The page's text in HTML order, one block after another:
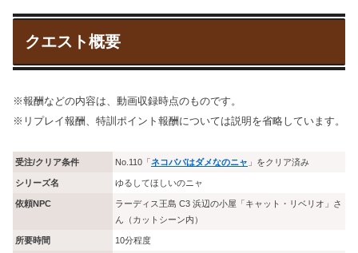
クエスト概要
※報酬などの内容は、動画収録時点のものです。
※リプレイ報酬、特訓ポイント報酬については説明を省略しています。
受注/クリア条件 No.110「ネコババはダメなのニャ 」をクリア済み
シリーズ名 ゆるしてほしいのニャ
依頼NPC
ラーディス王島 C3 浜辺の小屋「キャット・リベリオ」さ
ん（カットシーン内）
所要時間 10分程度